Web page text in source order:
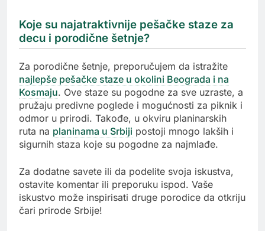
Koje su najatraktivnije pešačke staze za
decu i porodične šetnje?
Za porodične šetnje, preporučujem da istražite
najlepše pešačke staze u okolini Beograda i na
Kosmaju. Ove staze su pogodne za sve uzraste, a
pružaju predivne poglede i mogućnosti za piknik i
odmor u prirodi. Takođe, u okviru planinarskih
ruta na planinama u Srbiji postoji mnogo lakših i
sigurnih staza koje su pogodne za najmlađe.
Za dodatne savete ili da podelite svoja iskustva,
ostavite komentar ili preporuku ispod. Vaše
iskustvo može inspirisati druge porodice da otkriju
čari prirode Srbije!